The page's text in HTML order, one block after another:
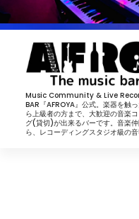
ッ
プ
Music Community & Live
BAR『AFROYA』公式。楽器を触
ら上級者の方まで、大歓迎の音楽
グ(貸切)が出来るバーです。音楽
ら、レコーディングスタジオ級の音